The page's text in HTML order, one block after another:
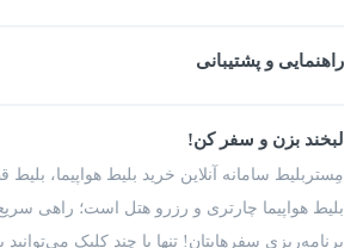
بلیط قطار
راهنمایی و پشتیبانی
شرایط و مقررات
راهکار سازمانی
فرصت‌های
درباره ما
لبخند بزن و سفر کن!
مِستربلیط سامانه آنلاین خرید بلیط هواپیما، بلیط
بلیط هواپیما چارتری و رزرو هتل است؛ راهی
برنامه‌ریزی سفرهایتان! تنها با چند کلیک می‌توانید